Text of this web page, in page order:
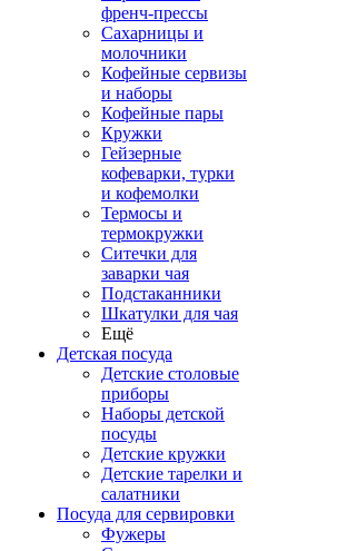
френч-прессы
Сахарницы и
молочники
Кофейные сервизы
и наборы
Кофейные пары
Кружки
Гейзерные
кофеварки, турки
и кофемолки
Термосы и
термокружки
Ситечки для
заварки чая
Подстаканники
Шкатулки для чая
Ещё
Детская посуда
Детские столовые
приборы
Наборы детской
посуды
Детские кружки
Детские тарелки и
салатники
Посуда для сервировки
Фужеры